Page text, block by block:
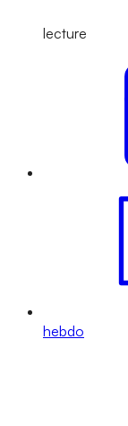
lecture
hebdo